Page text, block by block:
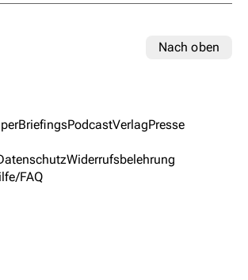
Nach oben
BriefingsPodcastVerlagPresse
Widerrufsbelehrung
FAQ